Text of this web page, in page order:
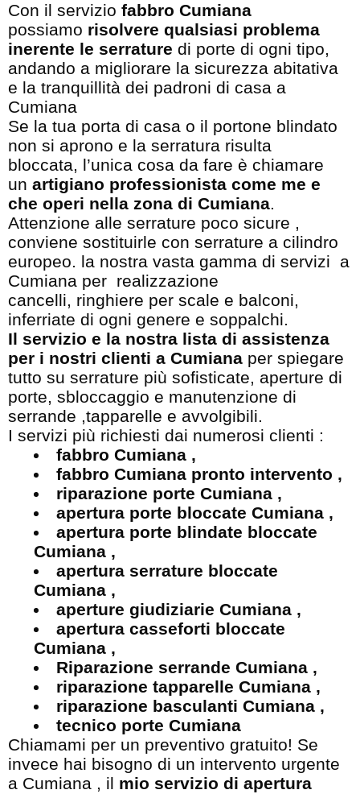
Con il servizio fabbro Cumiana
possiamo risolvere qualsiasi problema
inerente le serrature di porte di ogni tipo,
andando a migliorare la sicurezza abitativa
e la tranquillità dei padroni di casa a
Cumiana
Se la tua porta di casa o il portone blindato
non si aprono e la serratura risulta
bloccata, l’unica cosa da fare è chiamare
un artigiano professionista come me e
che operi nella zona di Cumiana.
Attenzione alle serrature poco sicure ,
conviene sostituirle con serrature a cilindro
europeo. la nostra vasta gamma di servizi a
Cumiana per realizzazione
cancelli, ringhiere per scale e balconi,
inferriate di ogni genere e soppalchi.
Il servizio e la nostra lista di assistenza
per i nostri clienti a Cumiana per spiegare
tutto su serrature più sofisticate, aperture di
porte, sbloccaggio e manutenzione di
serrande ,tapparelle e avvolgibili.
I servizi più richiesti dai numerosi clienti :
fabbro Cumiana ,
fabbro Cumiana pronto intervento ,
riparazione porte Cumiana ,
apertura porte bloccate Cumiana ,
apertura porte blindate bloccate
Cumiana ,
apertura serrature bloccate
Cumiana ,
aperture giudiziarie Cumiana ,
apertura casseforti bloccate
Cumiana ,
Riparazione serrande Cumiana ,
riparazione tapparelle Cumiana ,
riparazione basculanti Cumiana ,
tecnico porte Cumiana
Chiamami per un preventivo gratuito! Se
invece hai bisogno di un intervento urgente
a Cumiana , il mio servizio di apertura